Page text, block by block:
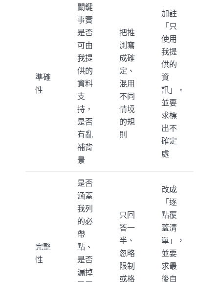
準確
性
關鍵
事實
是否
可由
我提
供的
資料
支
持，
是否
有亂
補背
景
把推
測寫
成確
定、
混用
不同
情境
的規
則
加註
「只
使用
我提
供的
資
訊」，
並要
求標
出不
確定
處
完整
性
是否
涵蓋
我列
的必
帶
點、
是否
漏掉
只回
答一
半、
忽略
限制
或格
改成
「逐
點覆
蓋清
單」，
並要
求最
後自